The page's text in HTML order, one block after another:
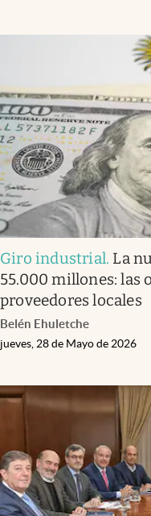
Giro industrial. La
55.000 millones: las
proveedores locales
Belén Ehuletche
jueves, 28 de Mayo de 2026